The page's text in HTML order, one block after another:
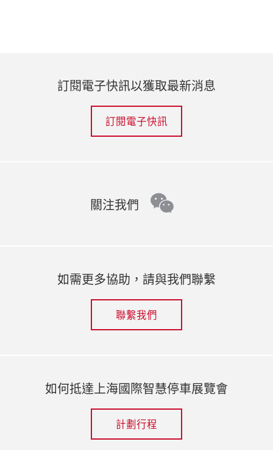
訂閱電子快訊以獲取最新消息
訂閱電子快訊
關注我們 wechat
如需更多協助，請與我們聯繫
聯繫我們
如何抵達上海國際智慧停車展覽會
計劃行程